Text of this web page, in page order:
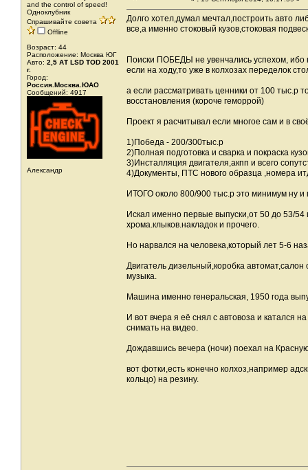
and the control of speed!
Одноклубник
Спрашивайте совета
Offline
Возраст: 44
Расположение: Москва ЮГ
Авто: 2,5 АТ LSD TOD 2001
г.
Город:
Россия.Москва.ЮАО
Сообщений: 4917
Александр
Долго хотел,думал мечтал,построить авто
все,а именно стоковый кузов,стоковая
Поиски ПОБЕДЫ не увенчались успехом, ибо
если на ходу,то уже в колхозах переделок
а если рассматривать ценники от 100 тыс.р
восстановления (короче геморрой)
Проект я расчитывал если многое сам и в
1)Победа - 200/300тыс.р
2)Полная подготовка и сварка и покраска
3)Инсталляция двигателя,акпп и всего
4)Документы, ПТС нового образца ,номера
ИТОГО около 800/900 тыс.р это минимум ну
Искал именно первые выпуски,от 50 до 53/
хрома.клыков.накладок и прочего.
Но нарвался на человека,который лет 5-6
Двигатель дизельный,коробка
музыка.
Машина именно генеральская, 1950 года
И вот вчера я её снял с автовоза и катался
снимать на видео.
Дождавшись вечера (ночи) поехал на
вот фотки,есть конечно колхоз,например
кольцо) на резину.